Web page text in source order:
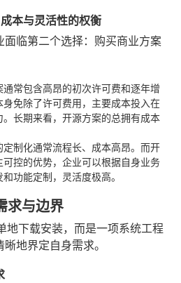
本与灵活性的权衡
面临第二个选择：购买商业方案
通常包含高昂的初次许可费和逐年增
免除了许可费用，主要成本投入在
长期来看，开源方案的总拥有成本
定制化通常流程长、成本高昂。而开
控的优势，企业可以根据自身业务
功能定制，灵活度极高。
求与边界
地下载安装，而是一项系统工程
地界定自身需求。